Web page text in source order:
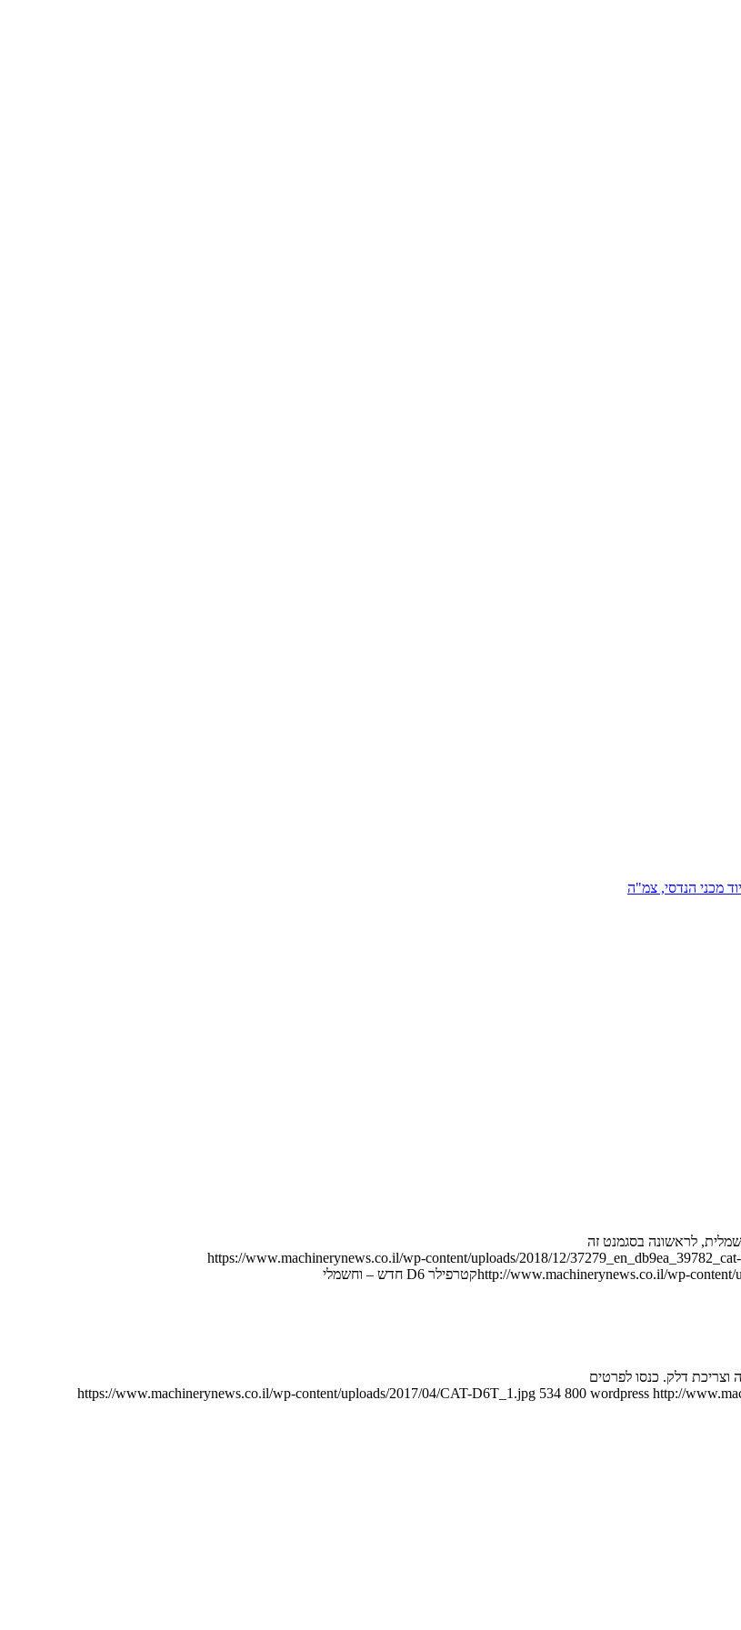
מכני הנדסי, צמ"ה
https://www.machinerynews.co.il/wp-content/uploads/2018/12/
http://www.machinerynews.co.il/wp-content/קטרפילר D6 חדש – וחשמלי
דלק. כנסו לפרטים
https://www.machinerynews.co.il/wp-content/uploads/2017/04/CAT-D6T_1.jpg 534 800 wordpress http://